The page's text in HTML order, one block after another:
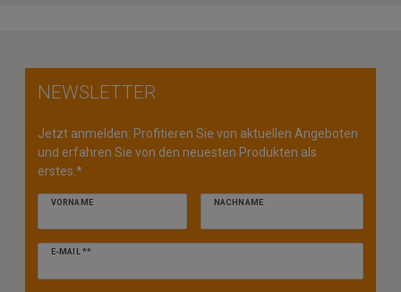
NEWSLETTER
Jetzt anmelden: Profitieren Sie von aktuellen Angeboten
und erfahren Sie von den neuesten Produkten als
erstes.*
VORNAME NACHNAME
E-MAIL **
Newsletter